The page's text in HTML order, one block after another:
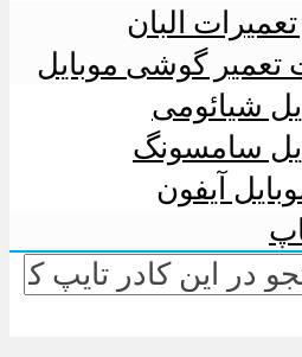
البان
گوشی موبایل
شیائومی
سامسونگ
آیفون